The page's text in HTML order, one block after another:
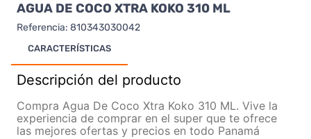
AGUA DE COCO XTRA KOKO 310 ML
Referencia: 810343030042
CARACTERÍSTICAS
Descripción del producto
Compra Agua De Coco Xtra Koko 310 ML. Vive la
experiencia de comprar en el super que te ofrece
las mejores ofertas y precios en todo Panamá